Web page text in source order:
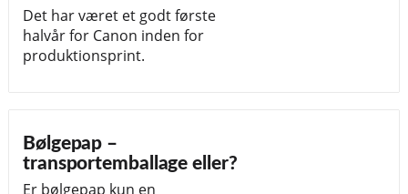
Det har været et godt første
halvår for Canon inden for
produktionsprint.
Bølgepap –
transportemballage eller?
Er bølgepap kun en